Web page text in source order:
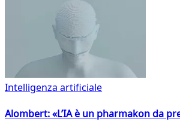
Intelligenza artificiale
Alombert: «L’IA è un pharmakon da